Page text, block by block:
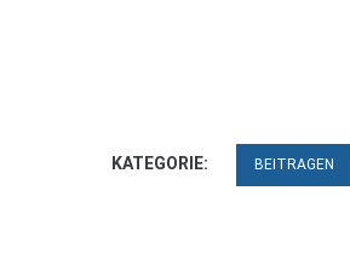
KATEGORIE: BEITRAGEN